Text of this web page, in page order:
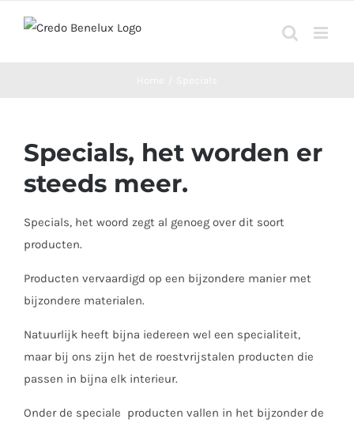
Specials, het worden er
steeds meer.
Specials, het woord zegt al genoeg over dit soort
producten.
Producten vervaardigd op een bijzondere manier met
bijzondere materialen.
Natuurlijk heeft bijna iedereen wel een specialiteit,
maar bij ons zijn het de roestvrijstalen producten die
passen in bijna elk interieur.
Onder de speciale producten vallen in het bijzonder de